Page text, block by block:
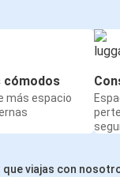
cómodos
más espacio
que viajas con